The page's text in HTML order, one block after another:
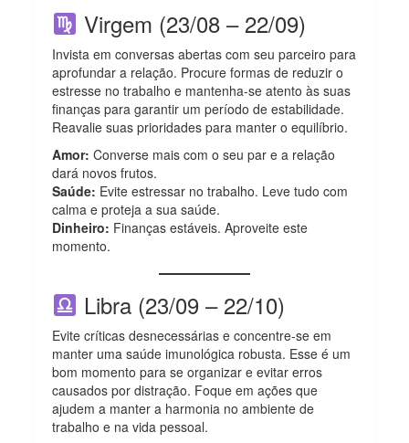
Virgem (23/08 – 22/09)
Invista em conversas abertas com seu parceiro para
aprofundar a relação. Procure formas de reduzir o
estresse no trabalho e mantenha-se atento às suas
finanças para garantir um período de estabilidade.
Reavalie suas prioridades para manter o equilíbrio.
Amor: Converse mais com o seu par e a relação
dará novos frutos.
Saúde: Evite estressar no trabalho. Leve tudo com
calma e proteja a sua saúde.
Dinheiro: Finanças estáveis. Aproveite este
momento.
Libra (23/09 – 22/10)
Evite críticas desnecessárias e concentre-se em
manter uma saúde imunológica robusta. Esse é um
bom momento para se organizar e evitar erros
causados por distração. Foque em ações que
ajudem a manter a harmonia no ambiente de
trabalho e na vida pessoal.